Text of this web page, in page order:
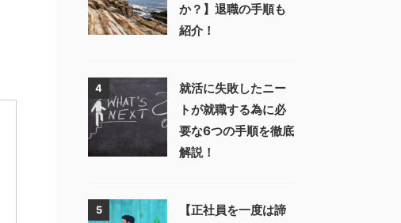
か？】退職の手順も
紹介！
4
就活に失敗したニー
トが就職する為に必
要な6つの手順を徹底
解説！
5
【正社員を一度は諦